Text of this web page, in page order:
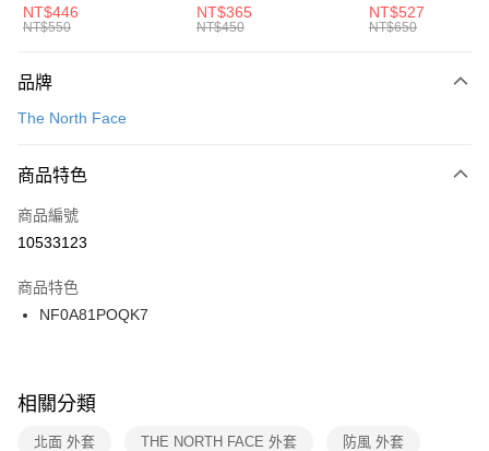
元大商業銀行
台灣樂天信用卡公司
AFTEE先享後付
【關於「AFTEE先享後付」】
便利好安心！
３．安心：先確認商品／服務後，再付款。
【「AFTEE先享後付」結帳流程】
１．於結帳方式選擇「AFTEE先享後付」後，將跳轉至「AFTEE先享後付」
２．訂單成立數日內，您將收到繳費通知簡訊。
３．收到繳費通知簡訊後14天內，點擊此簡訊中的連結，可透過四大超商／
ATM／網路銀行／等多元方式進行付款，方視為交易完成。
※ 交易是否成功請以「AFTEE先享後付 」之結帳頁面顯示為準，若有關於
是否繳費成功／繳費後需取消欲退款等相關疑問，請聯繫「AFTEE先享後付
客戶支援中心」
https://netprotections.freshdesk.com/support/home
運送方式
每筆NT$100，滿NT$1,500(含以上)免運費
宅配
每筆NT$100，滿NT$1,500(含以上)免運費
付款後門市自取
每筆NT$100，滿NT$1,500(含以上)免運費
中統襪 FZ3393100
NT$446
NT$550
EMBRDY 男女 短統襪
FZ3073133
NT$365
NT$450
BA5871010
NT$527
NT$650
品牌
The North Face
商品特色
商品編號
10533123
商品特色
NF0A81POQK7
相關分類
北面 外套 THE NORTH FACE 外套 防風 外套